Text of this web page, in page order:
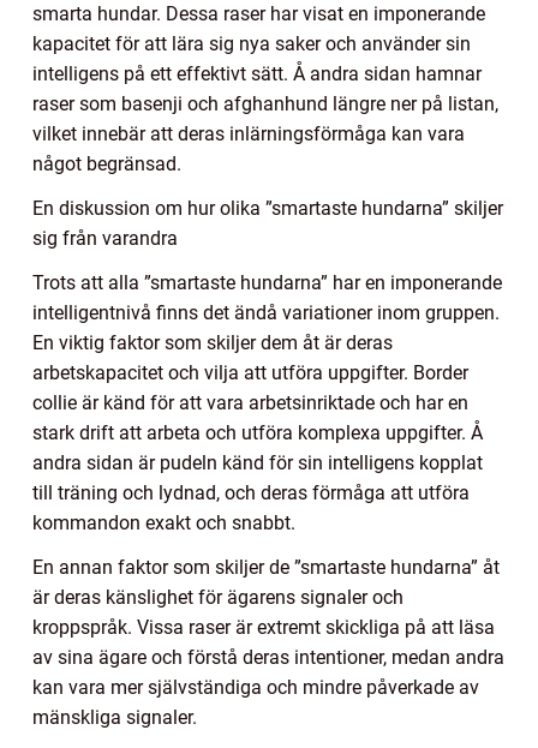
smarta hundar. Dessa raser har visat en imponerande
kapacitet för att lära sig nya saker och använder sin
intelligens på ett effektivt sätt. Å andra sidan hamnar
raser som basenji och afghanhund längre ner på listan,
vilket innebär att deras inlärningsförmåga kan vara
något begränsad.
En diskussion om hur olika ”smartaste hundarna” skiljer
sig från varandra
Trots att alla ”smartaste hundarna” har en imponerande
intelligentnivå finns det ändå variationer inom gruppen.
En viktig faktor som skiljer dem åt är deras
arbetskapacitet och vilja att utföra uppgifter. Border
collie är känd för att vara arbetsinriktade och har en
stark drift att arbeta och utföra komplexa uppgifter. Å
andra sidan är pudeln känd för sin intelligens kopplat
till träning och lydnad, och deras förmåga att utföra
kommandon exakt och snabbt.
En annan faktor som skiljer de ”smartaste hundarna” åt
är deras känslighet för ägarens signaler och
kroppspråk. Vissa raser är extremt skickliga på att läsa
av sina ägare och förstå deras intentioner, medan andra
kan vara mer självständiga och mindre påverkade av
mänskliga signaler.